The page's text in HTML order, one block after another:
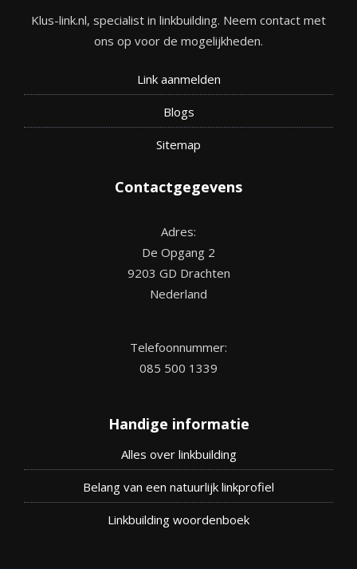
Klus-link.nl, specialist in linkbuilding. Neem contact met
ons op voor de mogelijkheden.
Link aanmelden
Blogs
Sitemap
Contactgegevens
Adres:
De Opgang 2
9203 GD Drachten
Nederland
Telefoonnummer:
085 500 1339
Handige informatie
Alles over linkbuilding
Belang van een natuurlijk linkprofiel
Linkbuilding woordenboek